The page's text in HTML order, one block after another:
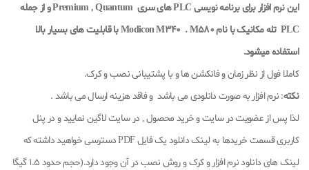
این نرم افزار برای برنامه نویسی PLC های سری Premium , Quantum و از جمله
PLC تله مکانیک با نام Modicon M340 . M580 با قابلیت های بسیار بالا
استفاده میشود.
کاملا فول از نظر زمان و فانکشن ها و با پشتیبانی نصب و کرک.
نکته: نرم افزار به صورت دانلودی می باشد و فاقد هزینه ارسال می باشد .
لذا پس از عضویت در سایت و خرید محصول , در سایت لاگین نمایید و در پنل
کاربری قسمت خریدها به لینک دانلود یک فایل PDF دسترسی خواهید داشته که
لینک های دانلود نرم افزار و کرک و روش نصب در آن وجود دارد.(حجم حدود 1.5 گیگا